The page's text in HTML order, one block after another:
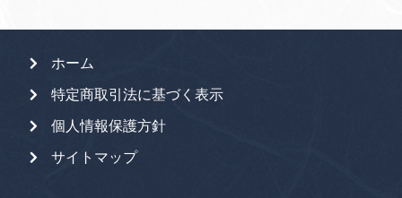
ホーム
特定商取引法に基づく表示
個人情報保護方針
サイトマップ